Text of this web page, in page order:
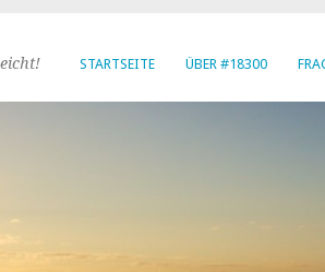
STARTSEITE ÜBER #18300